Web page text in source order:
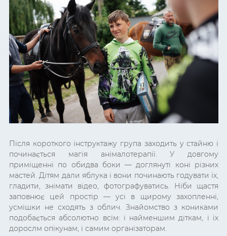
Після короткого інструктажу група заходить у стайню і
починається магія анімалотерапії. У довгому
приміщенні по обидва боки — доглянуті коні різних
мастей. Дітям дали яблука і вони починають годувати їх,
гладити, знімати відео, фотографуватись. Ніби щастя
заповнює цей простір — усі в щирому захопленні,
усмішки не сходять з облич. Знайомство з кониками
подобається абсолютно всім: і найменшим діткам, і їх
дорослм опікунам, і самим організаторам.